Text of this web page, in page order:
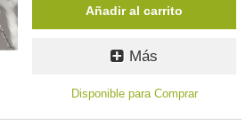
Añadir al carrito
Más
Disponible para Comprar